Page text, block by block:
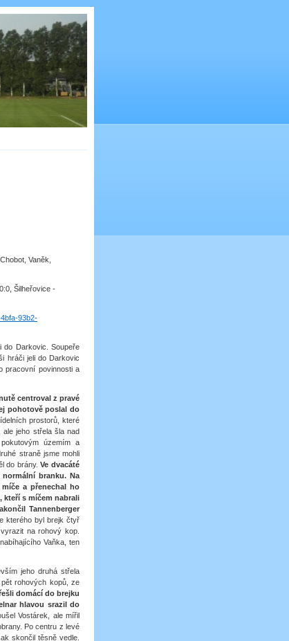
Vaněk,
Šilheřovice -
93b2-
do Darkovic. Soupeře
hráči jeli do Darkovic
pracovní povinnosti a
centroval z pravé
pohotově poslal do
prostorů, které
ale jeho střela šla nad
územím a
straně jsme mohli
do brány.Ve dvacáté
branku. Na
a přenechal ho
kteří s míčem nabrali
Tannenberger
kterého byl brejk čtyř
na rohový kop.
Vaňka, ten
jeho druhá střela
rohových kopů, ze
domácí do brejku
hlavou srazil do
Vostárek, ale mířil
Po centru z levé
skončil těsně vedle.